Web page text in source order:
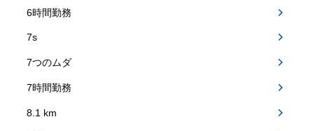
6時間勤務
7s
7つのムダ
7時間勤務
8.1 km